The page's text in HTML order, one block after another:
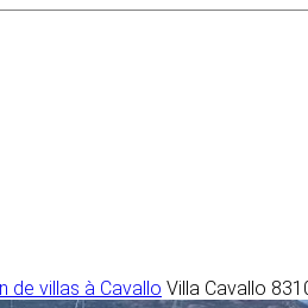
de villas à Cavallo Villa Cavallo